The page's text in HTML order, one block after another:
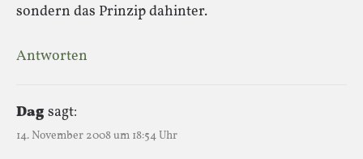
sondern das Prinzip dahinter.
Antworten
Dagsagt:
14. November 2008 um 18:54 Uhr